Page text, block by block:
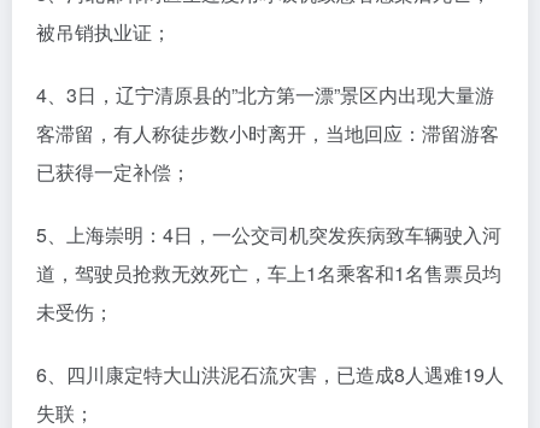
被吊销执业证；
4、3日，辽宁清原县的”北方第一漂”景区内出现大量游
客滞留，有人称徒步数小时离开，当地回应：滞留游客
已获得一定补偿；
5、上海崇明：4日，一公交司机突发疾病致车辆驶入河
道，驾驶员抢救无效死亡，车上1名乘客和1名售票员均
未受伤；
6、四川康定特大山洪泥石流灾害，已造成8人遇难19人
失联；